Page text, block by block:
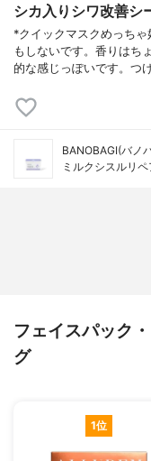
シカ入りシワ改善シ
*クイックマスクめっち
もしないです。香りはち
的な感じっぽいです。つ
BANOBAGI(バノ
ミルクシスルリ
フェイスパック
グ
1位